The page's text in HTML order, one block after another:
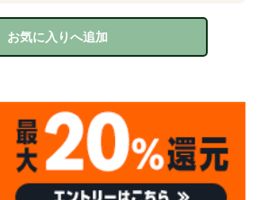
お気に入りへ追加